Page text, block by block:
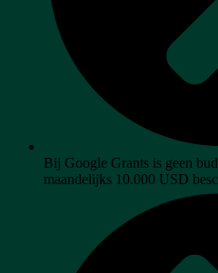
Bij Google Grants is geen
maandelijks 10.000 USD